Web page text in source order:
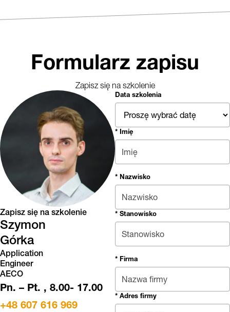
Formularz zapisu
Zapisz się na szkolenie
Zapisz się na szkolenie
Szymon
Górka
Application
Engineer
AECO
Pn. – Pt. , 8.00- 17.00
+48 607 616 969
Data szkolenia
* Imię
* Nazwisko
* Stanowisko
* Firma
* Adres firmy